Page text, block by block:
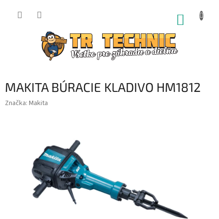
MAKITA BÚRACIE KLADIVO HM1812
Značka: Makita